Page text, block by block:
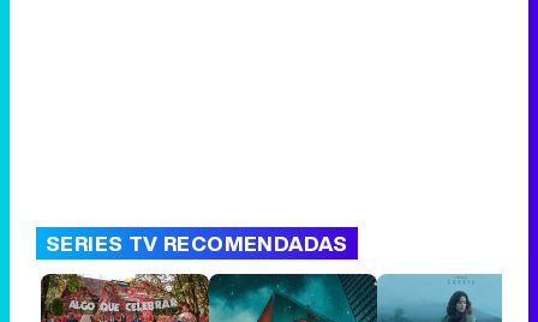
SERIES TV RECOMENDADAS